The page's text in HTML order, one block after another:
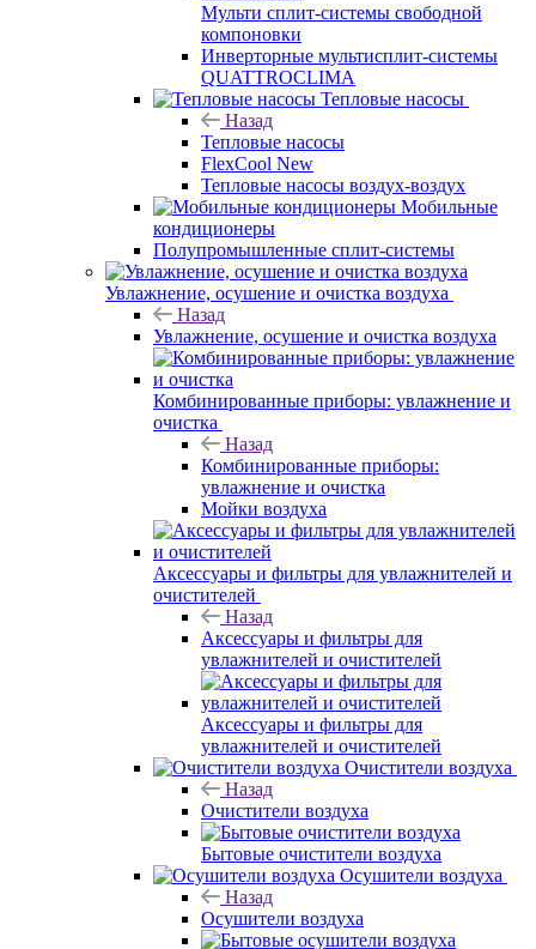
Мульти сплит-системы свободной
компоновки
Инверторные мультисплит-системы
QUATTROCLIMA
Тепловые насосы
Назад
Тепловые насосы
FlexCool New
Тепловые насосы воздух-воздух
Мобильные
кондиционеры
Полупромышленные сплит-системы
Увлажнение, осушение и очистка воздуха
Назад
Увлажнение, осушение и очистка воздуха
Комбинированные приборы: увлажнение и
очистка
Назад
Комбинированные приборы:
увлажнение и очистка
Мойки воздуха
Аксессуары и фильтры для увлажнителей и
очистителей
Назад
Аксессуары и фильтры для
увлажнителей и очистителей
Аксессуары и фильтры для
увлажнителей и очистителей
Очистители воздуха
Назад
Очистители воздуха
Бытовые очистители воздуха
Осушители воздуха
Назад
Осушители воздуха